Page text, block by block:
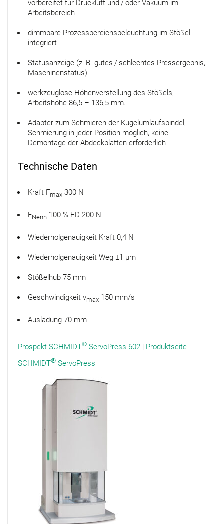
vorbereitet für Druckluft und / oder Vakuum im
Arbeitsbereich
dimmbare Prozessbereichsbeleuchtung im Stößel
integriert
Statusanzeige (z. B. gutes / schlechtes Pressergebnis,
Maschinenstatus)
werkzeuglose Höhenverstellung des Stößels,
Arbeitshöhe 86,5 – 136,5 mm.
Adapter zum Schmieren der Kugelumlaufspindel,
Schmierung in jeder Position möglich, keine
Demontage der Abdeckplatten erforderlich
Technische Daten
Kraft Fmax 300 N
FNenn 100 % ED 200 N
Wiederholgenauigkeit Kraft 0,4 N
Wiederholgenauigkeit Weg ±1 µm
Stößelhub 75 mm
Geschwindigkeit vmax 150 mm/s
Ausladung 70 mm
Prospekt SCHMIDT® ServoPress 602 | Produktseite
SCHMIDT® ServoPress